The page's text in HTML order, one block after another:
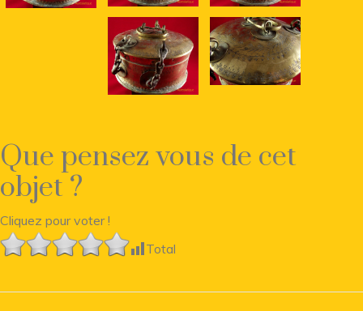
Que pensez vous de cet
objet ?
Cliquez pour voter !
Total